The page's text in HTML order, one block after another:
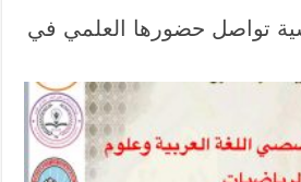
تواصل حضورها العلمي في